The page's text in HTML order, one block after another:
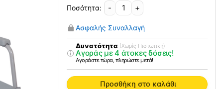
-
Κάθισμα
Τουαλέτας
Βαρέως
Τύπου
MobiakCare
0808524
ποσότητα
+
Ασφαλής Συναλλαγή
Δυνατότητα (Χωρίς Πιστωτική)
Αγοράς με 4 άτοκες δόσεις!
Αγοράστε τώρα, πληρώστε μετά!
Προσθήκη στο καλάθι